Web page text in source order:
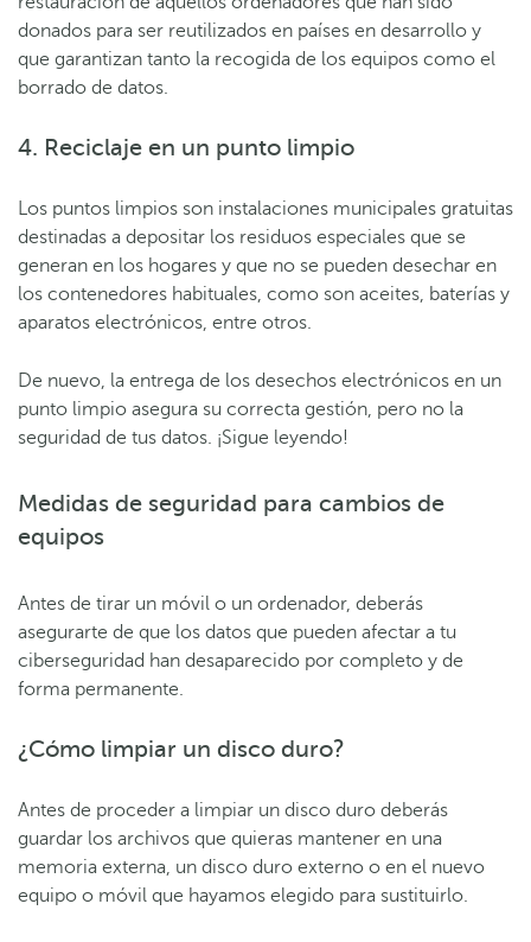
donados para ser reutilizados en países en desarrollo y
que garantizan tanto la recogida de los equipos como el
borrado de datos.
4. Reciclaje en un punto limpio
Los puntos limpios son instalaciones municipales gratuitas
destinadas a depositar los residuos especiales que se
generan en los hogares y que no se pueden desechar en
los contenedores habituales, como son aceites, baterías y
aparatos electrónicos, entre otros.
De nuevo, la entrega de los desechos electrónicos en un
punto limpio asegura su correcta gestión, pero no la
seguridad de tus datos. ¡Sigue leyendo!
Medidas de seguridad para cambios de
equipos
Antes de tirar un móvil o un ordenador, deberás
asegurarte de que los datos que pueden afectar a tu
ciberseguridad han desaparecido por completo y de
forma permanente.
¿Cómo limpiar un disco duro?
Antes de proceder a limpiar un disco duro deberás
guardar los archivos que quieras mantener en una
memoria externa, un disco duro externo o en el nuevo
equipo o móvil que hayamos elegido para sustituirlo.